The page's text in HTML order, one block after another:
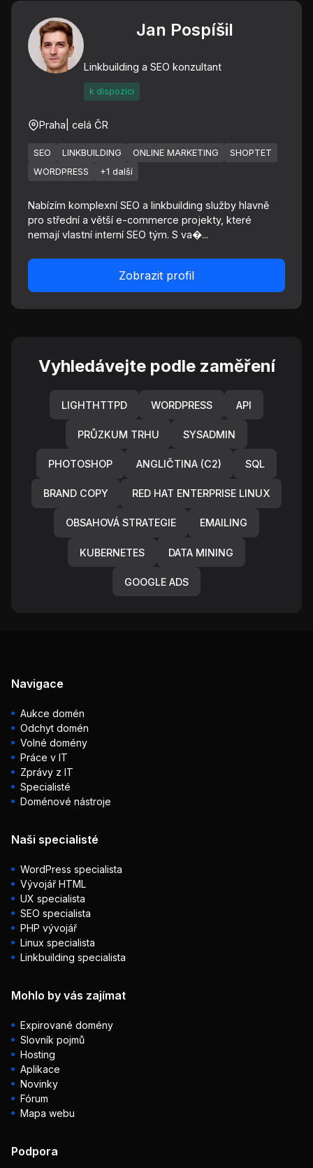
Jan Pospíšil
Linkbuilding a SEO konzultant
k dispozici
Praha | celá ČR
SEO LINKBUILDING ONLINE MARKETING
SHOPTET
WORDPRESS
+1 další
Nabízím komplexní SEO a linkbuilding služby hlavně
pro střední a větší e-commerce projekty, které
nemají vlastní interní SEO tým. S va�...
Zobrazit profil
Vyhledávejte podle zaměření
LIGHTHTTPD WORDPRESS API
PRŮZKUM TRHU SYSADMIN
PHOTOSHOP ANGLIČTINA (C2) SQL
BRAND COPY RED HAT ENTERPRISE LINUX
OBSAHOVÁ STRATEGIE EMAILING
KUBERNETES DATA MINING
GOOGLE ADS
Navigace
Aukce domén
Odchyt domén
Volné domény
Práce v IT
Zprávy z IT
Specialisté
Doménové nástroje
Naši specialisté
WordPress specialista
Vývojář HTML
UX specialista
SEO specialista
PHP vývojář
Linux specialista
Linkbuilding specialista
Mohlo by vás zajímat
Expirované domény
Slovník pojmů
Hosting
Aplikace
Novinky
Fórum
Mapa webu
Podpora